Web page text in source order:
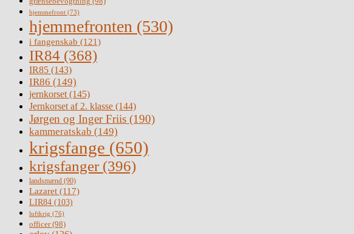
hjemmefront (73)
hjemmefronten (530)
i fangenskab (121)
IR84 (368)
IR85 (143)
IR86 (149)
jernkorset(145)
Jernkorset af 2. klasse (144)
Jørgen og Inger Friis (190)
kammeratskab (149)
krigsfange (650)
krigsfanger (396)
landsmænd (90)
Lazaret (117)
LIR84 (103)
luftkrig (76)
officer(98)